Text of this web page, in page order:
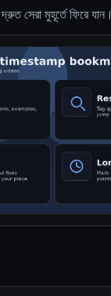
দ্রুত সেরা মুহূর্তে ফিরে যান।